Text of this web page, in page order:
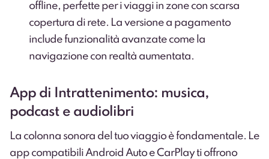
offline, perfette per i viaggi in zone con scarsa
copertura di rete. La versione a pagamento
include funzionalità avanzate come la
navigazione con realtà aumentata.
App di Intrattenimento: musica,
podcast e audiolibri
La colonna sonora del tuo viaggio è fondamentale. Le
app compatibili Android Auto e CarPlay ti offrono